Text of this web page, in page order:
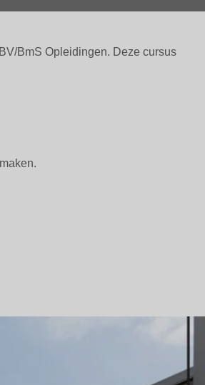
BmS Opleidingen. Deze cursus